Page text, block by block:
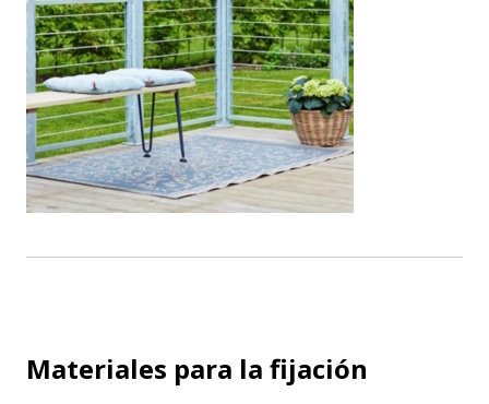
Materiales para la fijación